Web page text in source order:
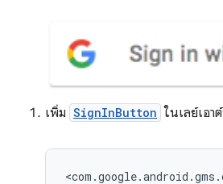
เพิ่ม SignInButton ในเลย์เอ